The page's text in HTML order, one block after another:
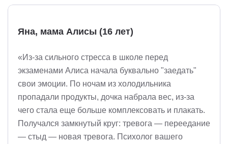
Яна, мама Алисы (16 лет)
«Из-за сильного стресса в школе перед
экзаменами Алиса начала буквально "заедать"
свои эмоции. По ночам из холодильника
пропадали продукты, дочка набрала вес, из-за
чего стала еще больше комплексовать и плакать.
Получался замкнутый круг: тревога — переедание
— стыд — новая тревога. Психолог вашего